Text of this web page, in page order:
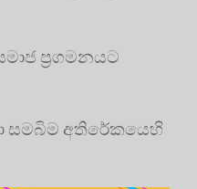
ප්‍රගමනයට
සමබිම අතිරේකයෙහි